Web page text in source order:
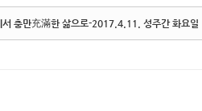
충만充滿한 삶으로-2017.4.11. 성주간 화요일